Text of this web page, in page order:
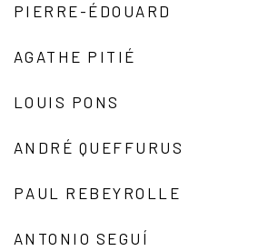
PIERRE-ÉDOUARD
AGATHE PITIÉ
LOUIS PONS
ANDRÉ QUEFFURUS
PAUL REBEYROLLE
ANTONIO SEGUÍ